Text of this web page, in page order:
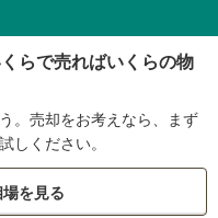
らで売ればいくらの物
。売却をお考えなら、まず
しください。
を見る